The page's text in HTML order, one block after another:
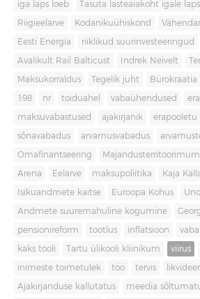
iga laps loeb Tasuta lasteaiakoht igale
Riigieelarve Kodanikuühiskond
Eesti Energia riiklikud suurinvesteeringud
Avalikult Rail Balticust Indrek Neivelt
Maksukorraldus Tegelik juht Bürokraatia
198 nr toiduahel vabaühendused
maksuvabastused ajakirjanik erapooletu
sõnavabadus arvamusvabadus
Omafinantseering
Arena Eelarve maksupoliitika Kaja
Isikuandmete kaitse Euroopa Kohus
Andmete suuremahuline kogumine
pensionireform tootlus inflatsioon
kaks tooli Tartu ülikooli kliinikum viirus
inimeste toimetulek töö tervis
Ajakirjanduse kallutatus meedia